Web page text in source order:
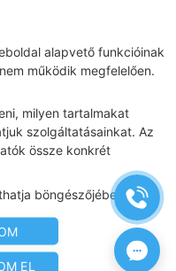
alapvető funkcióinak
működik megfelelően.
milyen tartalmakat
szolgáltatásainkat. Az
össze konkrét
böngészőjében.
EL